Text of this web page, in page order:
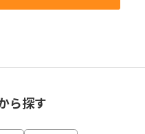
ら探す